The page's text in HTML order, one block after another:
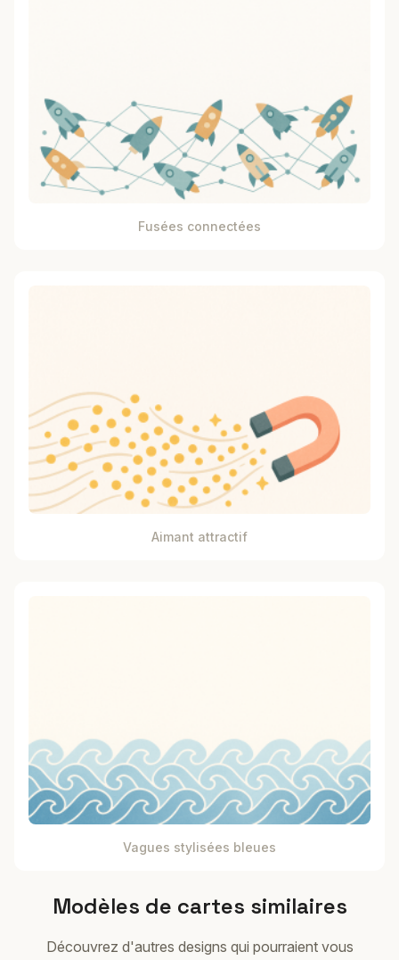
Fusées connectées
Aimant attractif
Vagues stylisées bleues
Modèles de cartes similaires
Découvrez d'autres designs qui pourraient vous